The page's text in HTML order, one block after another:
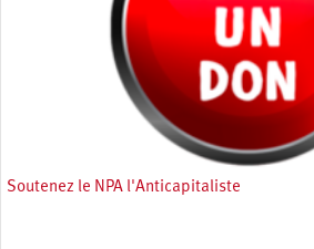
Soutenez le NPA l'Anticapitaliste